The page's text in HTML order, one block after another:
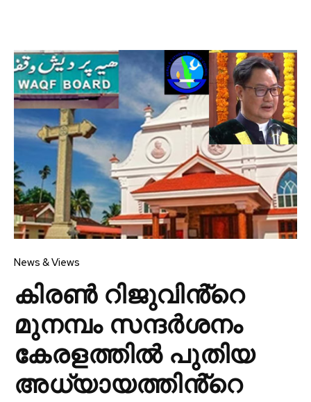
News & Views
കിരൺ റിജുവിൻ്റെ
മുനമ്പം സന്ദർശനം
കേരളത്തിൽ പുതിയ
അധ്യായത്തിൻ്റെ